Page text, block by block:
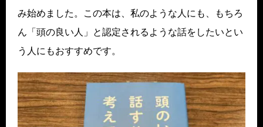
み始めました。この本は、私のような人にも、もちろ
ん「頭の良い人」と認定されるような話をしたいとい
う人にもおすすめです。